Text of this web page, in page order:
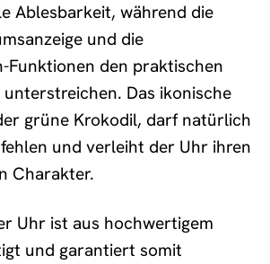
Ablesbarkeit, während die
und die
Funktionen den praktischen
Das ikonische
grüne Krokodil, darf natürlich
und verleiht der Uhr ihren
Charakter.
Uhr ist aus hochwertigem
und garantiert somit